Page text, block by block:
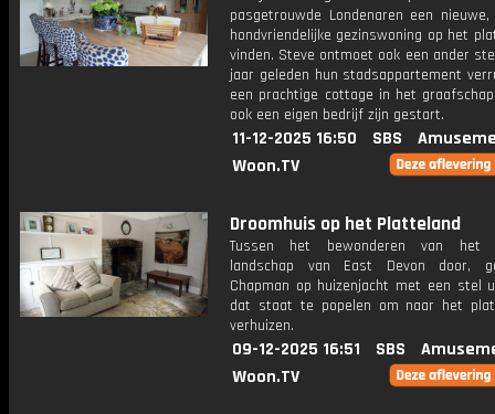
pasgetrouwde Londenaren een
hondvriendelijke gezinswoning op het
vinden. Steve ontmoet ook een ander
jaar geleden hun stadsappartement
een prachtige cottage in het
ook een eigen bedrijf zijn gestart.
11-12-2025 16:50 SBS
Woon.TV
Droomhuis op het Platteland
Tussen het bewonderen van het
landschap van East Devon door,
Chapman op huizenjacht met een stel
dat staat te popelen om naar het
verhuizen.
09-12-2025 16:51 SBS
Woon.TV